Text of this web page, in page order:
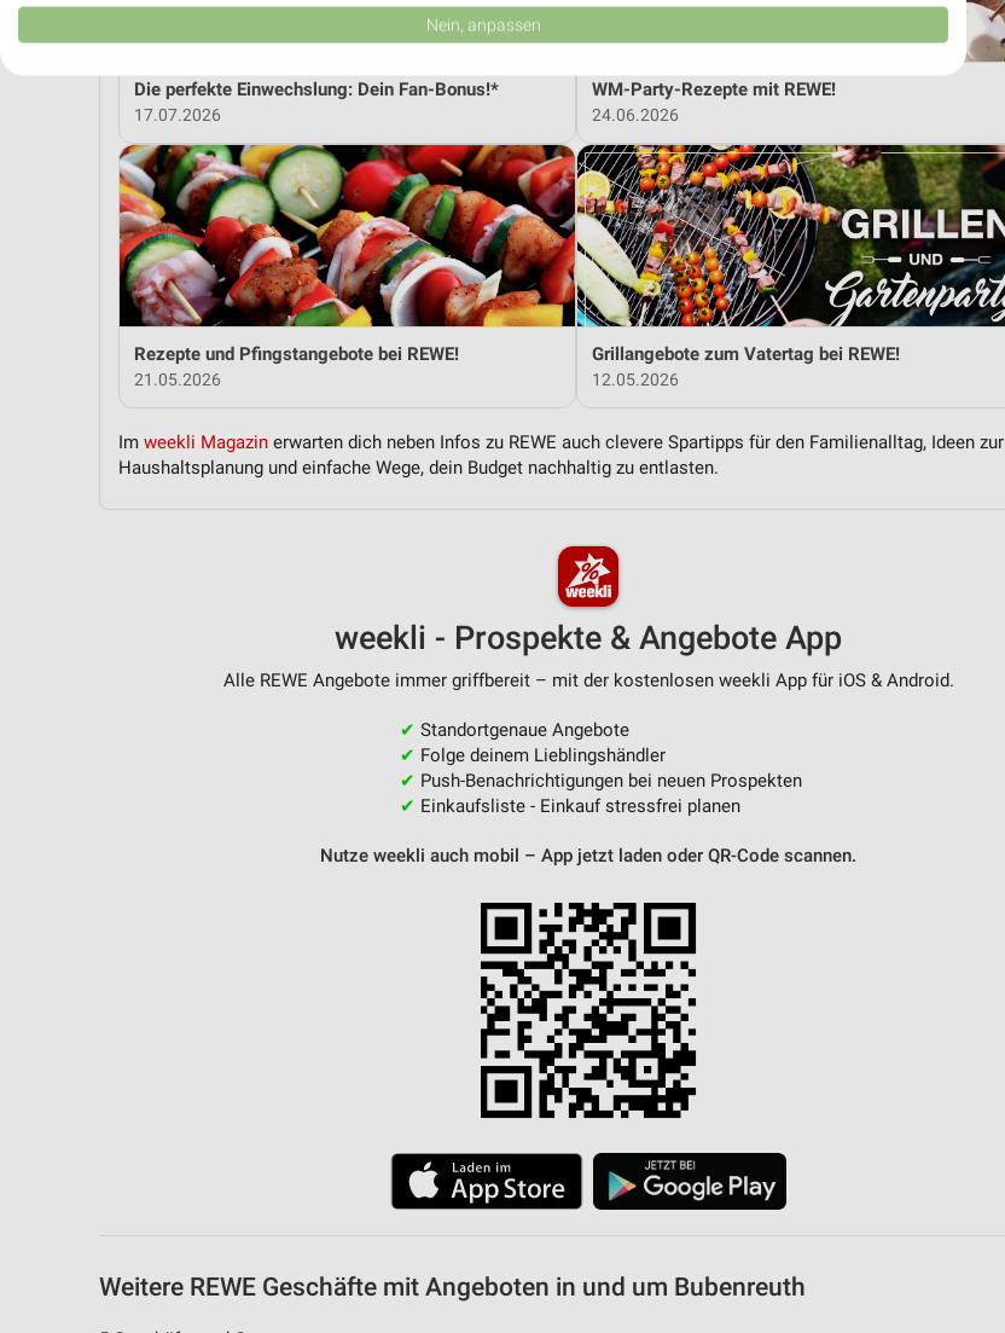
Die perfekte Einwechslung: Dein Fan-Bonus!*
17.07.2026
WM-Party-Rezepte mit REWE!
24.06.2026
Rezepte und Pfingstangebote bei REWE!
21.05.2026
Grillangebote zum Vatertag bei REWE!
12.05.2026
Im weekli Magazin erwarten dich neben Infos zu REWE auch clevere Spartipps für den Familienalltag, Ideen zur
Haushaltsplanung und einfache Wege, dein Budget nachhaltig zu entlasten.
weekli - Prospekte & Angebote App
Alle REWE Angebote immer griffbereit – mit der kostenlosen weekli App für iOS & Android.
✔ Standortgenaue Angebote
✔ Folge deinem Lieblingshändler
✔ Push-Benachrichtigungen bei neuen Prospekten
✔ Einkaufsliste - Einkauf stressfrei planen
Nutze weekli auch mobil – App jetzt laden oder QR-Code scannen.
Weitere REWE Geschäfte mit Angeboten in und um Bubenreuth
Erstellung von Profilen für personalisierte Werbung
Erstellung von Profilen zur Personalisierung von Inhalten
Verwendung von Profilen zur Auswahl personalisierter Inhalte
Messung der Werbeleistung
Messung der Performance von Inhalten
Analyse von Zielgruppen durch Statistiken oder Kombinationen von Daten aus verschiedenen
Entwicklung und Verbesserung der Angebote
Verwendung reduzierter Daten zur Auswahl von Inhalten
IAB-Besonderheiten:
Geräte anhand von aktiv angeforderten Informationen identifizieren
Nein, anpassen